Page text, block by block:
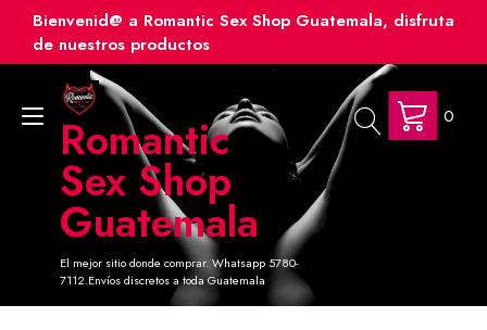
contenido
Bienvenid@ a Romantic Sex Shop Guatemala, disfruta
de nuestros productos
Romantic
Sex Shop
Guatemala
El mejor sitio donde comprar. Whatsapp 5780-
7112.Envíos discretos a toda Guatemala
Alternar
navegación
0